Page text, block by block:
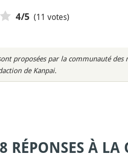
4/5 (11 votes)
proposées par la communauté
de Kanpai.
RÉPONSES À LA